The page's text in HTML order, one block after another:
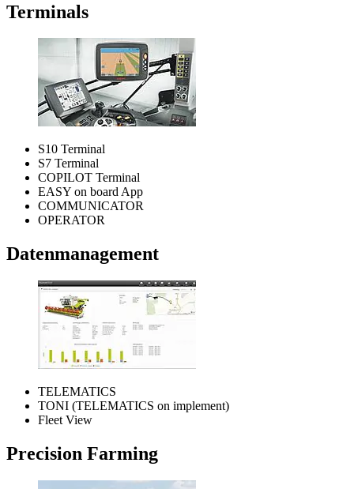
Terminals
S10 Terminal
S7 Terminal
COPILOT Terminal
EASY on board App
COMMUNICATOR
OPERATOR
Datenmanagement
TELEMATICS
TONI (TELEMATICS on implement)
Fleet View
Precision Farming